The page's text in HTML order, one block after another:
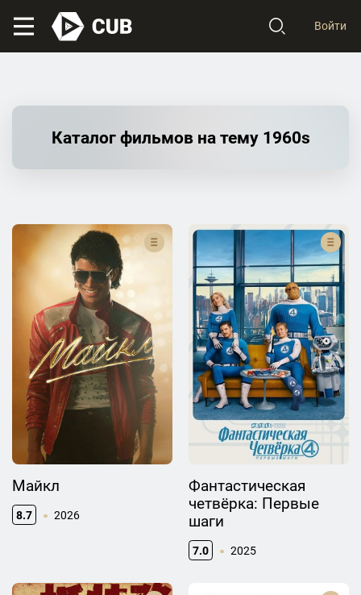
Войти
Каталог фильмов на тему 1960s
Майкл
8.7 2026
Фантастическая
четвёрка: Первые
шаги
7.0 2025